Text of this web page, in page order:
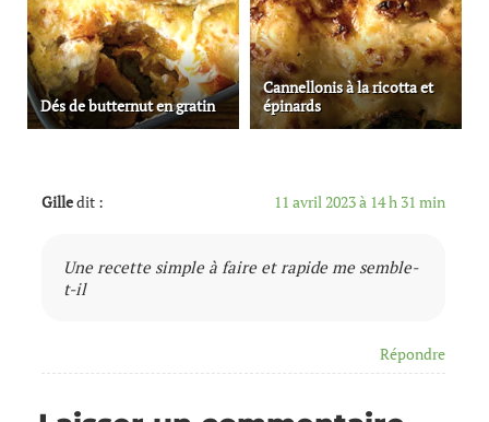
Dés de butternut en gratin
Cannellonis à la ricotta et
épinards
Gilledit : 11 avril 2023 à 14 h 31 min
Une recette simple à faire et rapide me semble-
t-il
Répondre